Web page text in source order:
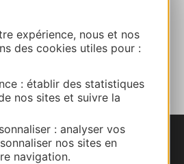
expérience, nous et nos
des cookies utiles pour :
: établir des statistiques
nos sites et suivre la
: analyser vos
nos sites en
navigation.